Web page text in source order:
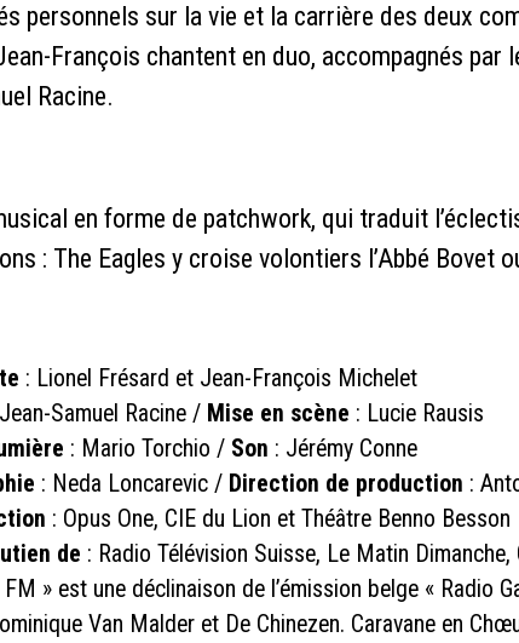
personnels sur la vie et la carrière des deux
François chantent en duo, accompagnés
Racine.
en forme de patchwork, qui traduit
: The Eagles y croise volontiers l’Abbé Bovet
: Lionel Frésard et Jean-François Michelet
Samuel Racine / Mise en scène : Lucie Rausis
: Mario Torchio / Son : Jérémy Conne
: Neda Loncarevic / Direction de production :
: Opus One, CIE du Lion et Théâtre Benno Besson
de : Radio Télévision Suisse, Le Matin Dimanche,
FM » est une déclinaison de l’émission belge « Radio
Van Malder et De Chinezen. Caravane en